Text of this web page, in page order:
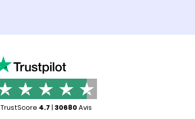
TrustScore 4.7 | 30680Avis